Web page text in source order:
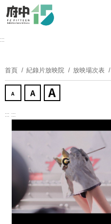
要
塊
:::
首頁 紀錄片放映院 放映場次表
::: :::